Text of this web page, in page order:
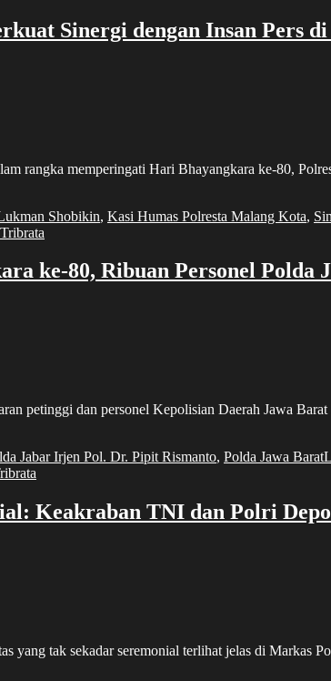
Sinergi dengan Insan Pers
rangka memperingati Hari Bhayangkara ke-80,
Shobikin, Kasi Humas Polresta Malang Kota,
Tribrata
ke-80, Ribuan Personel
dan personel Kepolisian Daerah Jawa Barat
Jabar Irjen Pol. Dr. Pipit Rismanto, Polda Jawa Barat
Keakraban TNI dan Polri
tak sekadar seremonial terlihat jelas di Markas